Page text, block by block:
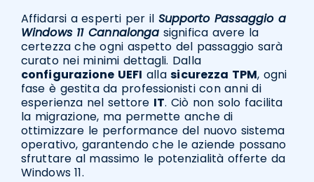
Affidarsi a esperti per il Supporto Passaggio a
Windows 11 Cannalonga significa avere la
certezza che ogni aspetto del passaggio sarà
curato nei minimi dettagli. Dalla
configurazione UEFI allasicurezza TPM, ogni
fase è gestita da professionisti con anni di
esperienza nel settore IT. Ciò non solo facilita
la migrazione, ma permette anche di
ottimizzare le performance del nuovo sistema
operativo, garantendo che le aziende possano
sfruttare al massimo le potenzialità offerte da
Windows 11.